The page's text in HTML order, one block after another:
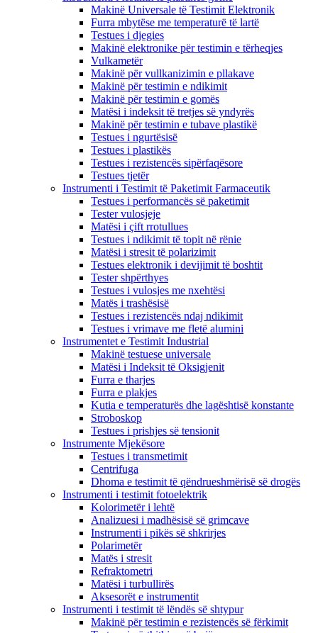
Makinë Universale të Testimit Elektronik
Furra mbytëse me temperaturë të lartë
Testues i djegies
Makinë elektronike për testimin e tërheqjes
Vulkametër
Makinë për vullkanizimin e pllakave
Makinë për testimin e ndikimit
Makinë për testimin e gomës
Matësi i indeksit të tretjes së yndyrës
Makinë për testimin e tubave plastikë
Testues i ngurtësisë
Testues i plastikës
Testues i rezistencës sipërfaqësore
Testues tjetër
Instrumenti i Testimit të Paketimit Farmaceutik
Testues i performancës së paketimit
Tester vulosjeje
Matësi i çift rrotullues
Testues i ndikimit të topit në rënie
Matësi i stresit të polarizimit
Testues elektronik i devijimit të boshtit
Tester shpërthyes
Testues i vulosjes me nxehtësi
Matës i trashësisë
Testues i rezistencës ndaj ndikimit
Testues i vrimave me fletë alumini
Instrumentet e Testimit Industrial
Makinë testuese universale
Matësi i Indeksit të Oksigjenit
Furra e tharjes
Furra e plakjes
Kutia e temperaturës dhe lagështisë konstante
Stroboskop
Testues i prishjes së tensionit
Instrumente Mjekësore
Testues i transmetimit
Centrifuga
Dhoma e testimit të qëndrueshmërisë së drogës
Instrumenti i testimit fotoelektrik
Kolorimetër i lehtë
Analizuesi i madhësisë së grimcave
Instrumenti i pikës së shkrirjes
Polarimetër
Matës i stresit
Refraktometri
Matësi i turbullirës
Aksesorët e instrumentit
Instrumenti i testimit të lëndës së shtypur
Makinë për testimin e rezistencës së fërkimit